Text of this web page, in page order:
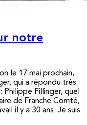
notre
le 17 mai prochain,
qui a répondu très
Philippe Fillinger, quel
de Franche Comté,
il y a 30 ans. Je suis